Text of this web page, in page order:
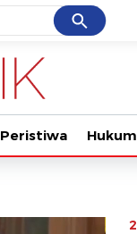
Cancel
Tonton
Peristiwa Hukum